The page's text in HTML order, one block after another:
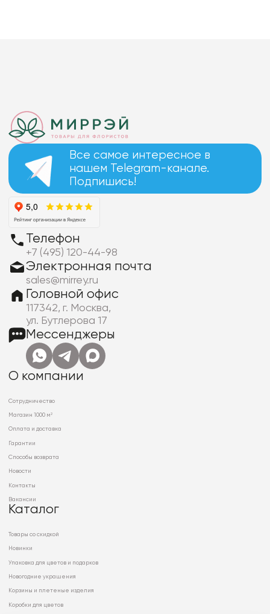
Все самое интересное в
нашем Telegram-канале.
Подпишись!
Телефон
+7 (495) 120-44-98
Электронная почта
sales@mirrey.ru
Головной офис
117342, г. Москва,
ул. Бутлерова 17
Мессенджеры
О компании
Сотрудничество
Магазин 1000 м²
Оплата и доставка
Гарантии
Способы возврата
Новости
Контакты
Вакансии
Каталог
Товары со скидкой
Новинки
Упаковка для цветов и подарков
Новогодние украшения
Корзины и плетеные изделия
Коробки для цветов